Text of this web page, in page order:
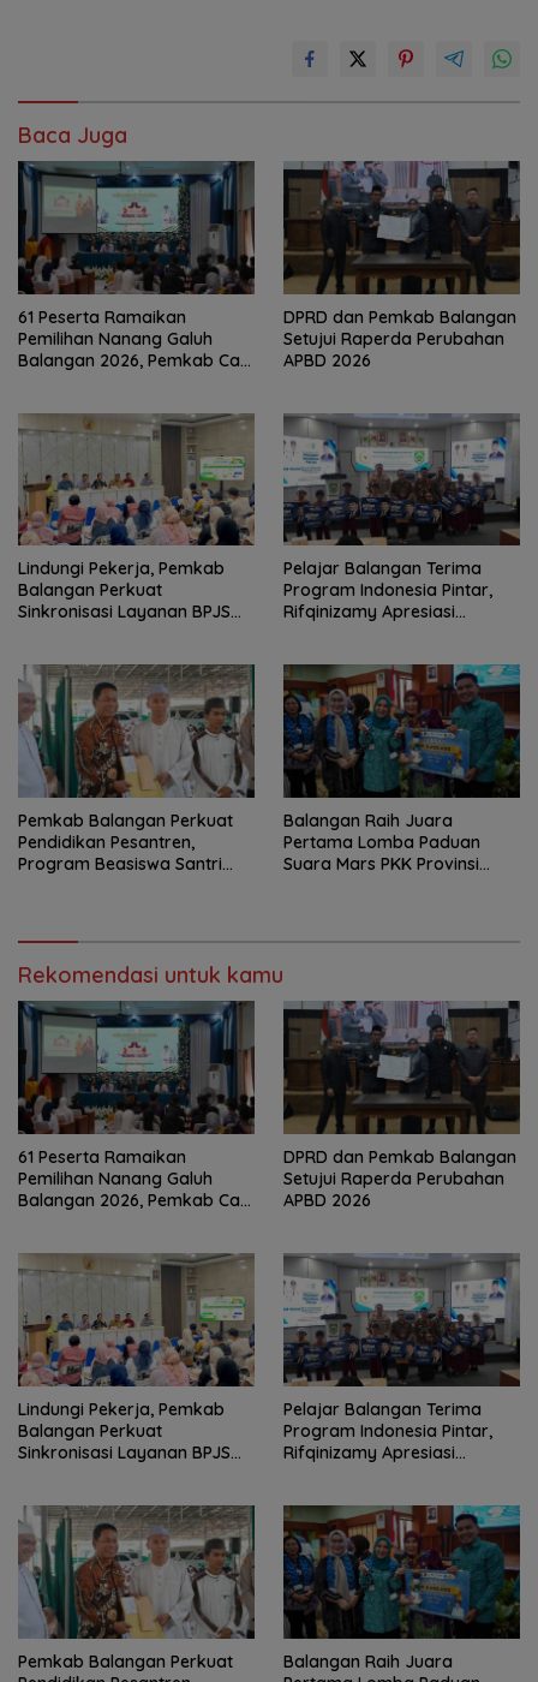
Baca Juga
61 Peserta Ramaikan
Pemilihan Nanang Galuh
Balangan 2026, Pemkab Cari
DPRD dan Pemkab Balangan
Setujui Raperda Perubahan
APBD 2026
Lindungi Pekerja, Pemkab
Balangan Perkuat
Sinkronisasi Layanan BPJS
Pelajar Balangan Terima
Program Indonesia Pintar,
Rifqinizamy Apresiasi
Pemkab Balangan Perkuat
Pendidikan Pesantren,
Program Beasiswa Santri
Balangan Raih Juara
Pertama Lomba Paduan
Suara Mars PKK Provinsi
Rekomendasi untuk kamu
61 Peserta Ramaikan
Pemilihan Nanang Galuh
Balangan 2026, Pemkab Cari
DPRD dan Pemkab Balangan
Setujui Raperda Perubahan
APBD 2026
Lindungi Pekerja, Pemkab
Balangan Perkuat
Sinkronisasi Layanan BPJS
Pelajar Balangan Terima
Program Indonesia Pintar,
Rifqinizamy Apresiasi
Pemkab Balangan Perkuat
Balangan Raih Juara